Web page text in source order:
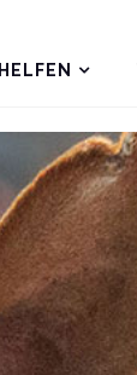
HELFEN